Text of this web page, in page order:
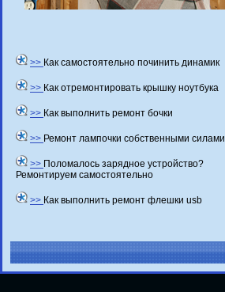
>> Как самостоятельно починить динамик
>> Как отремонтировать крышку ноутбука
>> Как выполнить ремонт бочки
>> Ремонт лампочки собственными силами
>> Поломалось зарядное устройство?
Ремонтируем самостоятельно
>> Как выполнить ремонт флешки usb